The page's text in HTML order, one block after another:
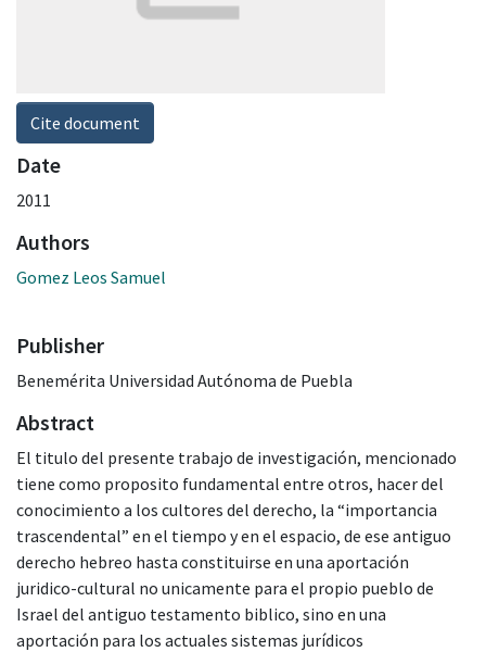
Cite document
Date
2011
Authors
Gomez Leos Samuel
Publisher
Benemérita Universidad Autónoma de Puebla
Abstract
El titulo del presente trabajo de investigación, mencionado
tiene como proposito fundamental entre otros, hacer del
conocimiento a los cultores del derecho, la “importancia
trascendental” en el tiempo y en el espacio, de ese antiguo
derecho hebreo hasta constituirse en una aportación
juridico-cultural no unicamente para el propio pueblo de
Israel del antiguo testamento biblico, sino en una
aportación para los actuales sistemas jurídicos